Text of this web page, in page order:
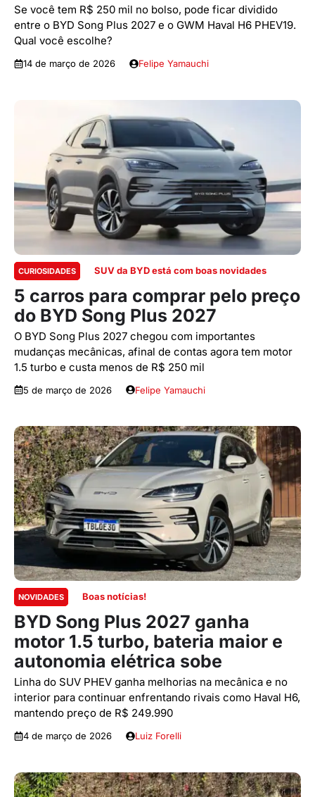
Se você tem R$ 250 mil no bolso, pode ficar dividido
entre o BYD Song Plus 2027 e o GWM Haval H6 PHEV19.
Qual você escolhe?
14 de março de 2026 Felipe Yamauchi
CURIOSIDADES SUV da BYD está com boas novidades
5 carros para comprar pelo preço
do BYD Song Plus 2027
O BYD Song Plus 2027 chegou com importantes
mudanças mecânicas, afinal de contas agora tem motor
1.5 turbo e custa menos de R$ 250 mil
5 de março de 2026 Felipe Yamauchi
NOVIDADES Boas notícias!
BYD Song Plus 2027 ganha
motor 1.5 turbo, bateria maior e
autonomia elétrica sobe
Linha do SUV PHEV ganha melhorias na mecânica e no
interior para continuar enfrentando rivais como Haval H6,
mantendo preço de R$ 249.990
4 de março de 2026 Luiz Forelli